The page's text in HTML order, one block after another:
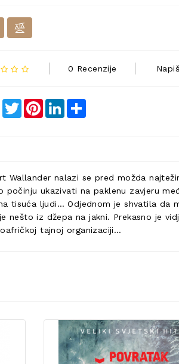
0 Recenzije
Facebook
TwitterPinterestLinkedIn
nalazi se pred možda
ukazivati na paklenu zavjeru
tisuća ljudi… Odjednom je shvatila da
iz džepa na jakni. Prekasno je
tajnoj organizaciji…